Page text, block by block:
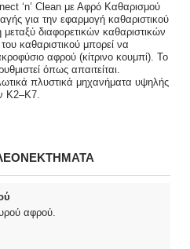
‘n’ Clean με Αφρό Καθαρισμού
για την εφαρμογή καθαριστικού
διαφορετικών καθαριστικών
καθαριστικού μπορεί να
αφρού (κίτρινο κουμπί). Το
όπως απαιτείται.
πλυστικά μηχανήματα υψηλής
Κ2–Κ7.
αφρού.